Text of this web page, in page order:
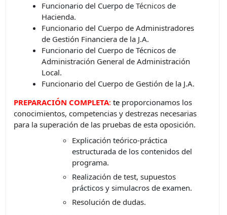
Funcionario del Cuerpo deTécnicos de
Hacienda.
Funcionario del Cuerpo de Administradores
de Gestión Financiera de la J.A.
Funcionario del Cuerpo de Técnicos de
Administración General de Administración
Local.
Funcionario del Cuerpo de Gestión de la J.A.
PREPARACIÓN COMPLETA:te proporcionamos los
conocimientos, competencias y destrezas necesarias
para la superación de las pruebas de esta oposición.
Explicación teórico-práctica
estructurada de los contenidos del
programa.
Realización de test, supuestos
prácticos y simulacros de examen.
Resolución de dudas.